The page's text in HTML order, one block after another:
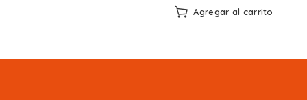
Agregar al carrito